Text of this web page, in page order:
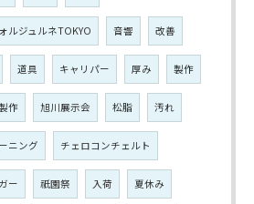
ルジュルネTOKYO 音響 改善
道具 キャリパー 厚み 製作
作 旭川展示会 松脂 汚れ
ニング チェロコンチェルト
ー 祇園祭 入荷 夏休み